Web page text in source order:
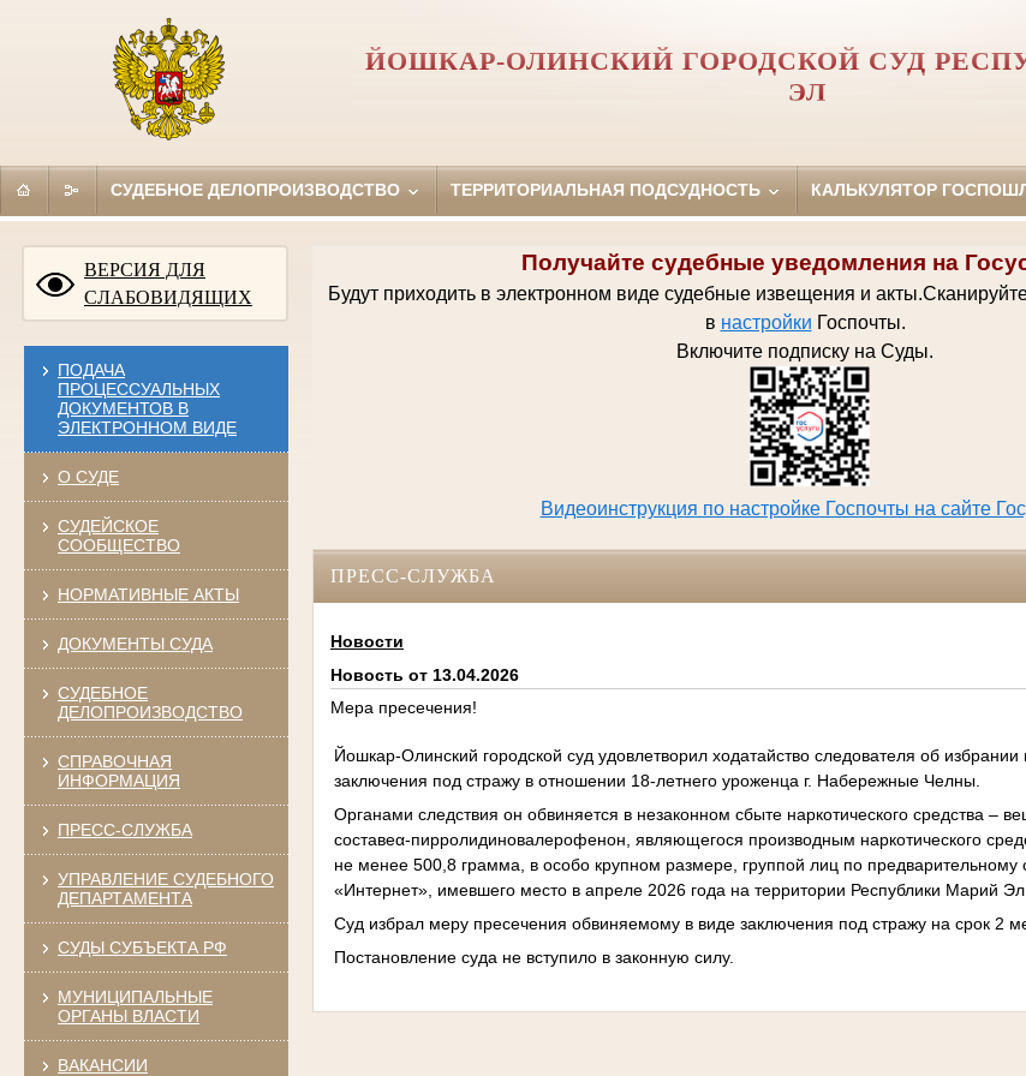
ЙОШКАР-ОЛИНСКИЙ ГОРОДСКОЙ СУД
ЭЛ
СУДЕБНОЕ ДЕЛОПРОИЗВОДСТВО ТЕРРИТОРИАЛЬНАЯ ПОДСУДНОСТЬ КАЛЬКУЛЯТОР
ВЕРСИЯ ДЛЯ
СЛАБОВИДЯЩИХ
ПОДАЧА
ПРОЦЕССУАЛЬНЫХ
ДОКУМЕНТОВ В
ЭЛЕКТРОННОМ ВИДЕ
О СУДЕ
СУДЕЙСКОЕ
СООБЩЕСТВО
НОРМАТИВНЫЕ АКТЫ
ДОКУМЕНТЫ СУДА
СУДЕБНОЕ
ДЕЛОПРОИЗВОДСТВО
СПРАВОЧНАЯ
ИНФОРМАЦИЯ
ПРЕСС-СЛУЖБА
УПРАВЛЕНИЕ СУДЕБНОГО
ДЕПАРТАМЕНТА
СУДЫ СУБЪЕКТА РФ
МУНИЦИПАЛЬНЫЕ
ОРГАНЫ ВЛАСТИ
ВАКАНСИИ
Получайте судебные уведомления на
Будут приходить в электронном виде судебные извещения и акты.
в настройки Госпочты.
Включите подписку на Суды.
Видеоинструкция по настройке Госпочты на сайте
ПРЕСС-СЛУЖБА
Новости
Новость от 13.04.2026
Мера пресечения!
Йошкар-Олинский городской суд удовлетворил ходатайство следователя об
заключения под стражу в отношении 18-летнего уроженца г. Набережные Челны.
Органами следствия он обвиняется в незаконном сбыте наркотического средства –
составеα-пирролидиновалерофенон, являющегося производным наркотического
не менее 500,8 грамма, в особо крупном размере, группой лиц по предварительному
«Интернет», имевшего место в апреле 2026 года на территории Республики Марий Эл.
Суд избрал меру пресечения обвиняемому в виде заключения под стражу на срок 2
Постановление суда не вступило в законную силу.